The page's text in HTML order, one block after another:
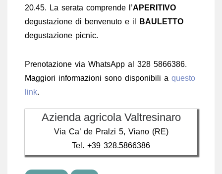
20.45. La serata comprende l’APERITIVO
degustazione di benvenuto e il
BAULETTO
degustazione picnic.
Prenotazione via WhatsApp al 328 5866386.
Maggiori informazioni sono disponibili a questo
link.
Azienda agricola Valtresinaro
Via Ca’ de Pralzi 5, Viano (RE)
Tel. +39 328.5866386